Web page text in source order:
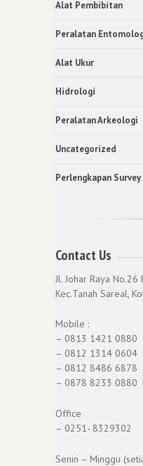
Alat Pembibitan
Peralatan
Alat Ukur
Hidrologi
Peralatan Arkeologi
Uncategorized
Perlengkapan
Contact Us
Jl. Johar Raya No.26
Kec.Tanah Sareal,
Mobile :
– 0813 1421 0880
– 0812 1314 0604
– 0812 8486 6878
– 0878 8233 0880
Office
– 0251- 8329302
Senin – Minggu